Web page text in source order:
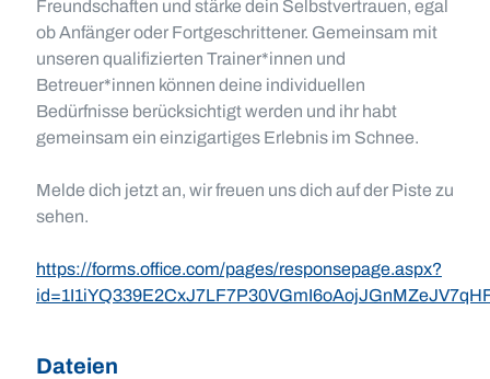
Freundschaften und stärke dein Selbstvertrauen, egal
ob Anfänger oder Fortgeschrittener. Gemeinsam mit
unseren qualifizierten Trainer*innen und
Betreuer*innen können deine individuellen
Bedürfnisse berücksichtigt werden und ihr habt
gemeinsam ein einzigartiges Erlebnis im Schnee.
Melde dich jetzt an, wir freuen uns dich auf der Piste zu
sehen.
https://forms.office.com/pages/responsepage.aspx?
Dateien